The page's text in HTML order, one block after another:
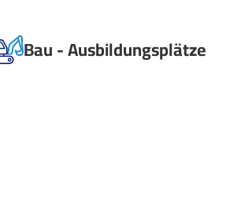
Bau - Ausbildungsplätze